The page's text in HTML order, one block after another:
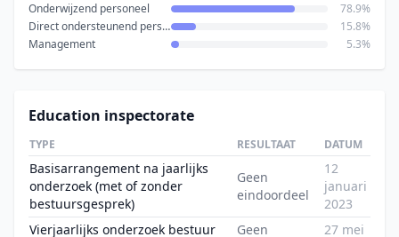
Onderwijzend personeel
78.9%
Direct ondersteunend personeel
15.8%
Management
5.3%
Education inspectorate
TYPE RESULTAAT DATUM
Basisarrangement na jaarlijks
onderzoek (met of zonder
bestuursgesprek)
Geen
eindoordeel
12
januari
2023
Vierjaarlijks onderzoek bestuur
Geen 27 mei